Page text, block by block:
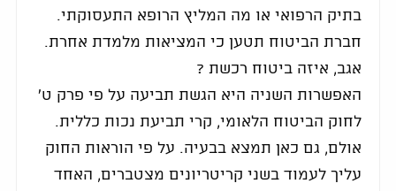
בתיק הרפואי או מה המליץ הרופא התעסוקתי.
חברת הביטוח תטען כי המציאות מלמדת אחרת.
אגב, איזה ביטוח רכשת ?
האפשרות השניה היא הגשת תביעה על פי פרק ט'
לחוק הביטוח הלאומי, קרי תביעת נכות כללית.
אולם, גם כאן תמצא בבעיה. על פי הוראות החוק
עליך לעמוד בשני קריטריונים מצטברים, האחד